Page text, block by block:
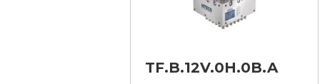
TF.B.12V.0H.0B.A